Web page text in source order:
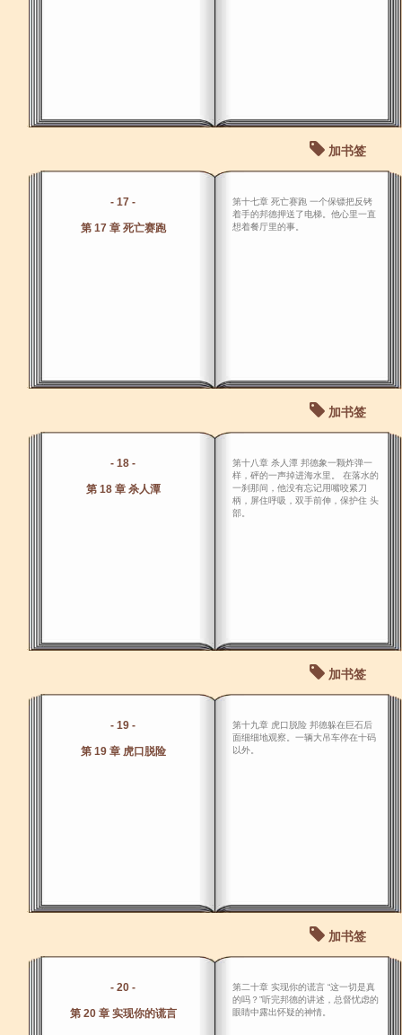
加书签
- 17 -
第 17 章 死亡赛跑
第十七章 死亡赛跑 一个保镖把反铐
着手的邦德押送了电梯。他心里一直
想着餐厅里的事。
加书签
- 18 -
第 18 章 杀人潭
第十八章 杀人潭 邦德象一颗炸弹一
样，砰的一声掉进海水里。 在落水的
一刹那间，他没有忘记用嘴咬紧刀
柄，屏住呼吸，双手前伸，保护住 头
部。
加书签
- 19 -
第 19 章 虎口脱险
第十九章 虎口脱险 邦德躲在巨石后
面细细地观察。一辆大吊车停在十码
以外。
加书签
- 20 -
第 20 章 实现你的谎言
第二十章 实现你的谎言 “这一切是真
的吗？”听完邦德的讲述，总督忧虑的
眼睛中露出怀疑的神情。